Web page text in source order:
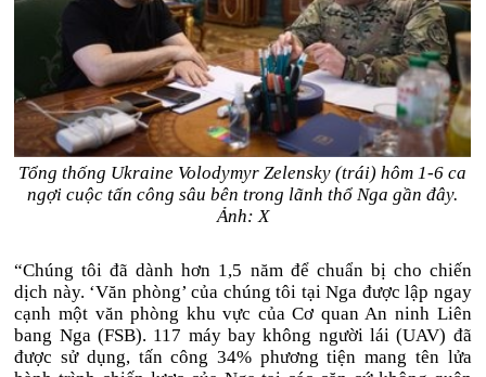
Tổng thống Ukraine Volodymyr Zelensky (trái) hôm 1-6 ca
ngợi cuộc tấn công sâu bên trong lãnh thổ Nga gần đây.
Ảnh: X
“Chúng tôi đã dành hơn 1,5 năm để chuẩn bị cho chiến
dịch này. ‘Văn phòng’ của chúng tôi tại Nga được lập ngay
cạnh một văn phòng khu vực của Cơ quan An ninh Liên
bang Nga (FSB). 117 máy bay không người lái (UAV) đã
được sử dụng, tấn công 34% phương tiện mang tên lửa